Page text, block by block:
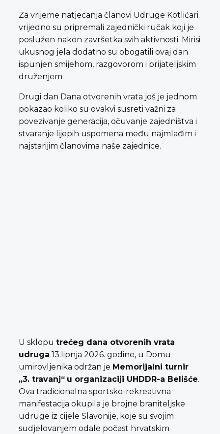
Za vrijeme natjecanja članovi Udruge Kotlićari
vrijedno su pripremali zajednički ručak koji je
poslužen nakon završetka svih aktivnosti. Mirisi
ukusnog jela dodatno su obogatili ovaj dan
ispunjen smijehom, razgovorom i prijateljskim
druženjem.
Drugi dan Dana otvorenih vrata još je jednom
pokazao koliko su ovakvi susreti važni za
povezivanje generacija, očuvanje zajedništva i
stvaranje lijepih uspomena među najmlađim i
najstarijim članovima naše zajednice.
U sklopu trećeg dana otvorenih vrata
udruga 13.lipnja 2026. godine, u Domu
umirovljenika održan je Memorijalni turnir
„3. travanj“ u organizaciji UHDDR-a Belišće.
Ova tradicionalna sportsko-rekreativna
manifestacija okupila je brojne braniteljske
udruge iz cijele Slavonije, koje su svojim
sudjelovanjem odale počast hrvatskim